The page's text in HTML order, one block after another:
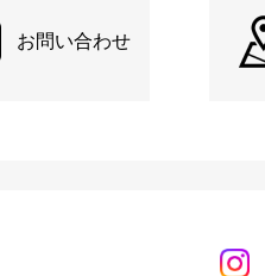
お問い合わせ